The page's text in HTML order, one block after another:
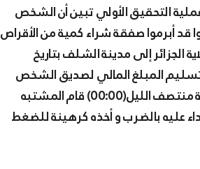
التحقيق الأولي تبين أن الشخص
قد أبرموا صفقة شراء كمية من الأقراص
إلى مدينة الشلف بتاريخ
تم تسليم المبلغ المالي لصديق الشخص
الذي وجد مكبلا، إلا أن هذا الأخير أخذ المبلغ المالي و لم يعد و في حدود الساعة منتصف الليل(00:00) قام المشتبه
عليه بالضرب و أخذه كرهينة للضغط